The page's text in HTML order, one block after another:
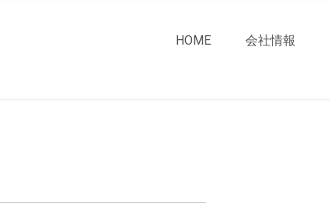
HOME 会社情報